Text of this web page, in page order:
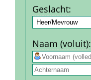
Geslacht:
Naam (voluit):